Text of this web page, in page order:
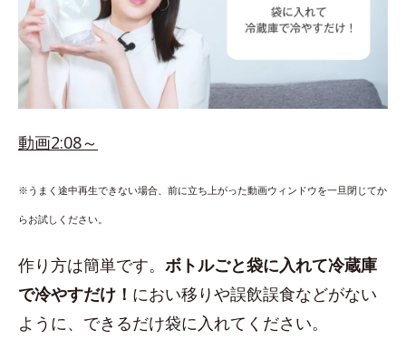
動画2:08～
※うまく途中再生できない場合、前に立ち上がった動画ウィンドウを一旦閉じてか
らお試しください。
作り方は簡単です。 ボトルごと袋に入れて冷蔵庫
で冷やすだけ！ におい移りや誤飲誤食などがない
ように、できるだけ袋に入れてください。